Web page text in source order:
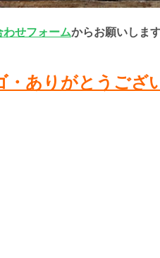
わせフォームからお願いします
ありがとうござ